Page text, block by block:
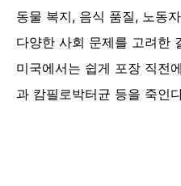
동물 복지, 음식 품질, 노동
다양한 사회 문제를 고려한
미국에서는 쉽게 포장 직전
과 캄필로박터균 등을 죽인